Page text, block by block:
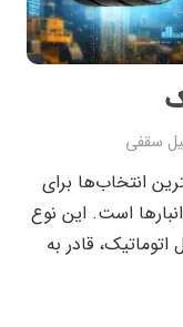
سقفی
انتخاب‌ها برای
است. این نوع
قادر به